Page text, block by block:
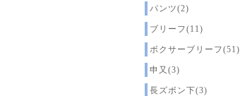
パンツ(2)
ブリーフ(11)
ボクサーブリーフ(51)
申又(3)
長ズボン下(3)